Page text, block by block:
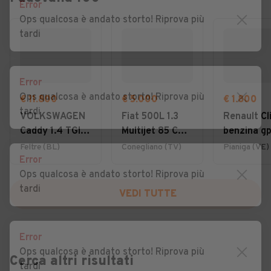
€ 11.800
VOLKSWAGEN
Caddy 1.4 TGI
Furgone
Business
Feltre (BL)
€ 5.000
Fiat 500L 1.3
Multijet 85 CV
Lounge
Conegliano (TV)
€ 1.800
Renault
benzina
2008
Pianiga (VE)
VEDI TUTTE
Cerca altri risultati
Error
Ops qualcosa è andato storto! Riprova più
tardi
Error
Ops qualcosa è andato storto! Riprova più
tardi
Error
Ops qualcosa è andato storto! Riprova più
tardi
Error
Ops qualcosa è andato storto! Riprova più
tardi